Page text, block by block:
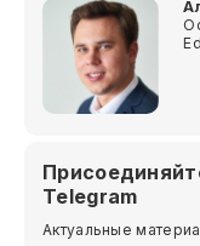
Telegram
Актуальные